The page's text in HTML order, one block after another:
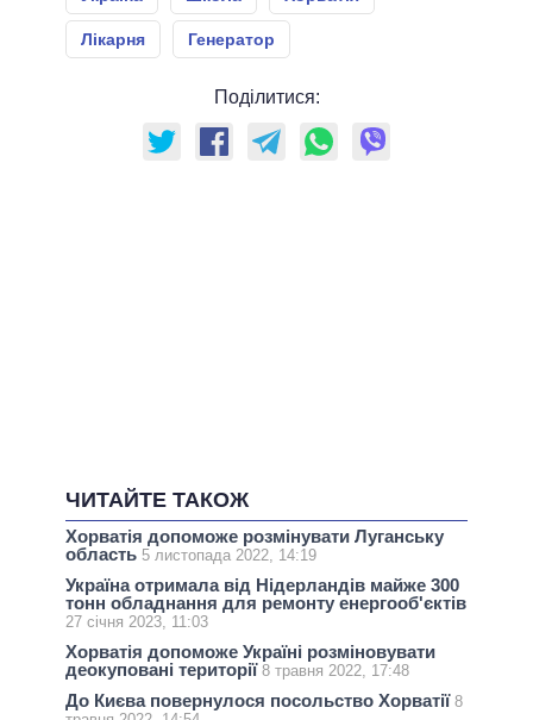
Лікарня Генератор
Поділитися:
ЧИТАЙТЕ ТАКОЖ
Хорватія допоможе розмінувати Луганську
область 5 листопада 2022, 14:19
Україна отримала від Нідерландів майже 300
тонн обладнання для ремонту енергооб'єктів
27 січня 2023, 11:03
Хорватія допоможе Україні розміновувати
деокуповані території 8 травня 2022, 17:48
До Києва повернулося посольство Хорватії 8